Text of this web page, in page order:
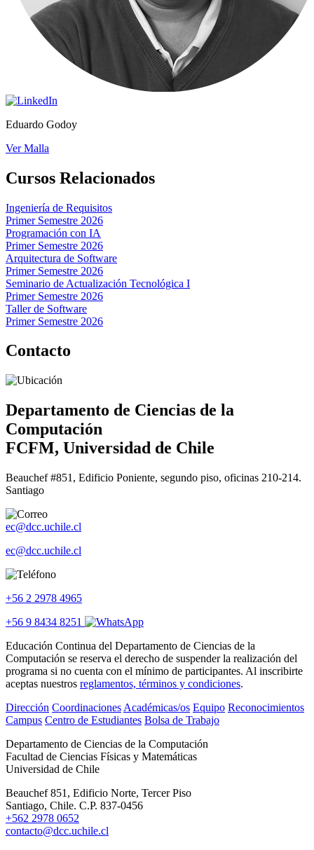
Eduardo Godoy
Ver Malla
Cursos Relacionados
Ingeniería de Requisitos
Primer Semestre 2026
Programación con IA
Primer Semestre 2026
Arquitectura de Software
Primer Semestre 2026
Seminario de Actualización Tecnológica I
Primer Semestre 2026
Taller de Software
Primer Semestre 2026
Contacto
Departamento de Ciencias de la
Computación
FCFM, Universidad de Chile
Beauchef #851, Edificio Poniente, segundo piso, oficinas 210-214.
Santiago
ec@dcc.uchile.cl
ec@dcc.uchile.cl
+56 2 2978 4965
+56 9 8434 8251
Educación Continua del Departamento de Ciencias de la
Computación se reserva el derecho de suspender la realización del
programa si no cuenta con el mínimo de participantes. Al inscribirte
aceptas nuestros reglamentos, términos y condiciones.
Dirección Coordinaciones Académicas/os Equipo Reconocimientos
Campus Centro de Estudiantes Bolsa de Trabajo
Departamento de Ciencias de la Computación
Facultad de Ciencias Físicas y Matemáticas
Universidad de Chile
Beauchef 851, Edificio Norte, Tercer Piso
Santiago, Chile. C.P. 837-0456
+562 2978 0652
contacto@dcc.uchile.cl